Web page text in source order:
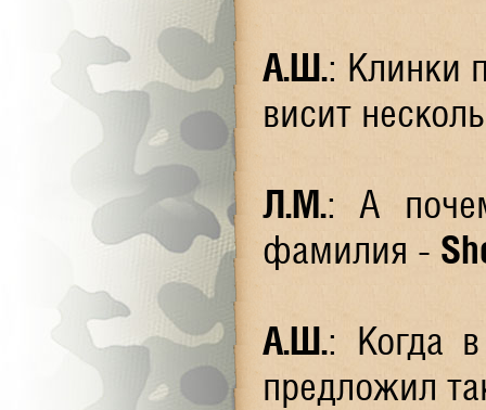
А.Ш.: Клинки
висит
Л.М.: А
фамилия -
А.Ш.: Когда
предложил